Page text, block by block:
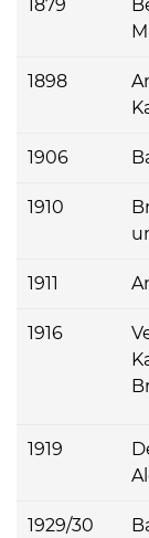
1879
1898
1906
1910
1911
1916
1919
1929/30